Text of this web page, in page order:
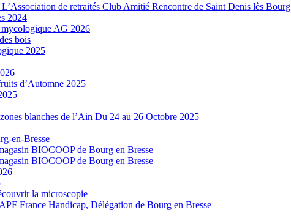
de retraités Club Amitié Rencontre de Saint Denis lès Bourg
2024
mycologique AG 2026
bois
2025
d’Automne 2025
blanches de l’Ain Du 24 au 26 Octobre 2025
en-Bresse
BIOCOOP de Bourg en Bresse
BIOCOOP de Bourg en Bresse
la microscopie
France Handicap, Délégation de Bourg en Bresse